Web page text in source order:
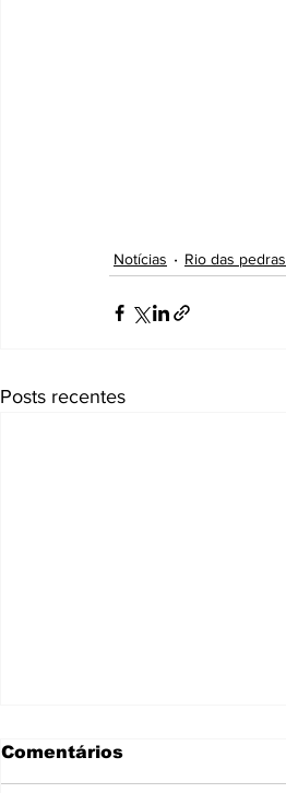
Notícias Rio das pedras
Posts recentes
Comentários